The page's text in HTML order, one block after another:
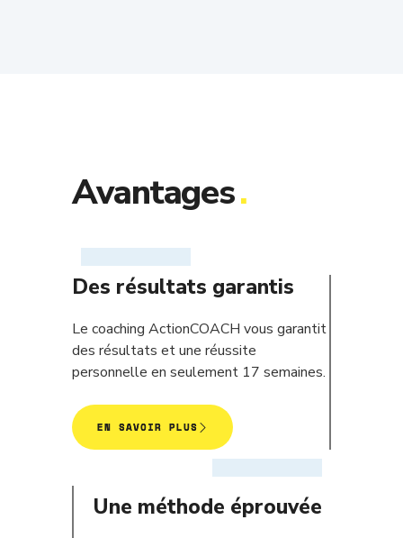
Avantages.
Des résultats garantis
Le coaching ActionCOACH vous garantit
des résultats et une réussite
personnelle en seulement 17 semaines.
EN SAVOIR PLUS
Une méthode éprouvée